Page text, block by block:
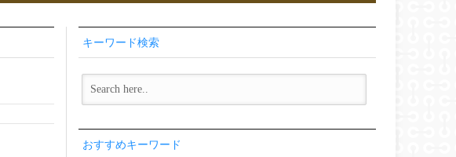
キーワード検索
おすすめキーワード